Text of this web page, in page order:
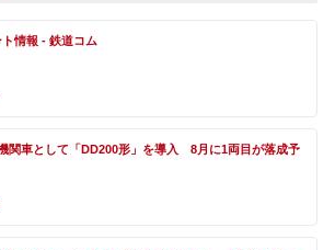
情報 - 鉄道コム
関車として「DD200形」を導入 8月に1両目が落成予